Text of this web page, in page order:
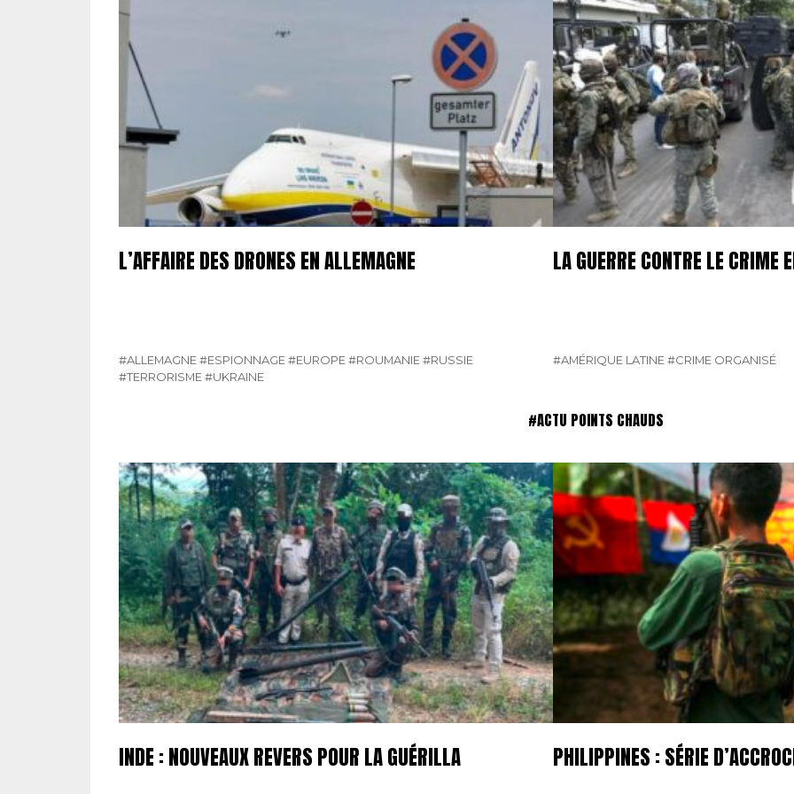
L’AFFAIRE DES DRONES EN ALLEMAGNE
#ALLEMAGNE#ESPIONNAGE#EUROPE#ROUMANIE#RUSSIE
#TERRORISME#UKRAINE
LA GUERRE CONTRE LE CRIME
#AMÉRIQUE LATINE#CRIME ORGANISÉ
#ACTU POINTS CHAUDS
INDE : NOUVEAUX REVERS POUR LA GUÉRILLA PHILIPPINES : SÉRIE